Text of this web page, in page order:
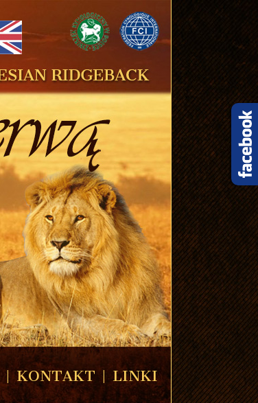
| KONTAKT | LINKI